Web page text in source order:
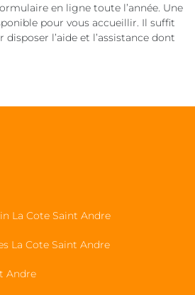
en ligne toute l’année. Une
pour vous accueillir. Il suffit
l’aide et l’assistance dont
La Cote Saint Andre
La Cote Saint Andre
Andre